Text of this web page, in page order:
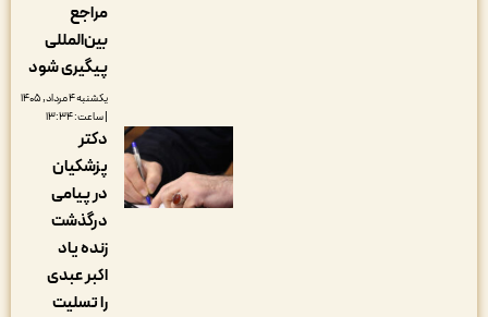
بین‌المللی
پیگیری شود
یکشنبه ۴ مرداد, ۱۴۰۵
دکتر
پزشکیان
در پیامی
درگذشت
زنده یاد
اکبر عبدی
را تسلیت